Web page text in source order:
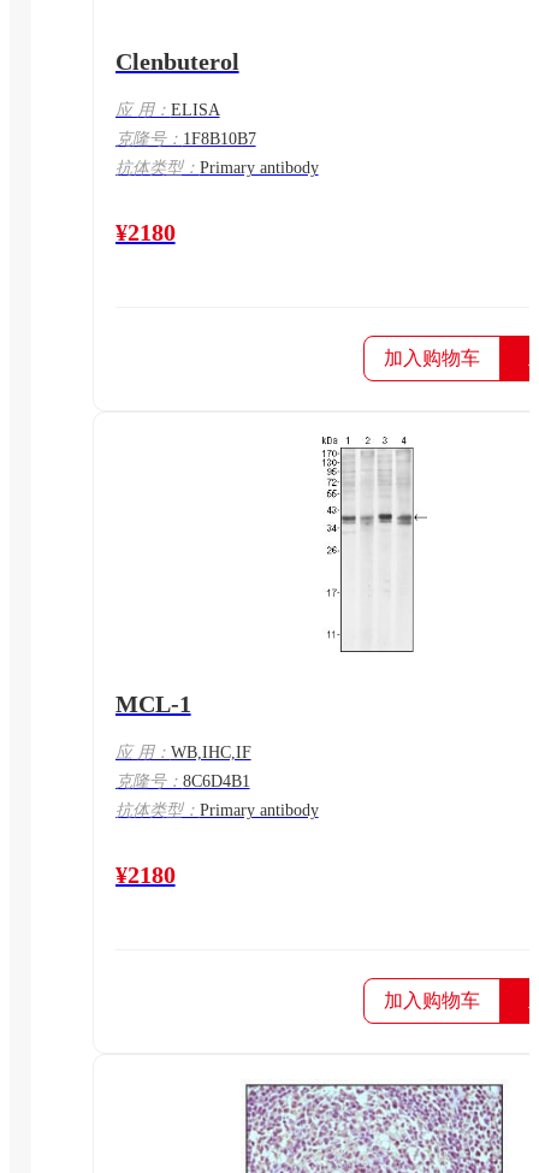
Clenbuterol
应 用： ELISA
克隆号： 1F8B10B7
抗体类型： Primary antibody
¥2180
加入购物车
MCL-1
应 用： WB,IHC,IF
克隆号： 8C6D4B1
抗体类型： Primary antibody
¥2180
加入购物车